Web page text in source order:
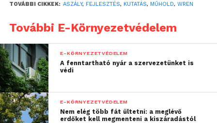
Egyedi tervezésű műhold újszerű mérési
képességekkel, amelynek pályája
gyakrabban érinti Magyarországot,
mint a kereskedelmi műholdak.
Talajnedvesség-számítás gépi tanulás
és mesterséges intelligencia
alkalmazásával, amelynek révén a
korábbi módszereknél többszörös
felbontású előrejelzés érhető el.
TOVÁBBI CIKKEK: ASZÁLY, FEJLESZTÉS, KUTATÁS, MŰHOLD, WREN
További E-Környezetvédelem
E-KÖRNYEZETVÉDELEM
A fenntartható nyár a szervezetünket is
védi
E-KÖRNYEZETVÉDELEM
Nem elég több fát ültetni: a meglévő
erdőket kell megmenteni a kiszáradástól